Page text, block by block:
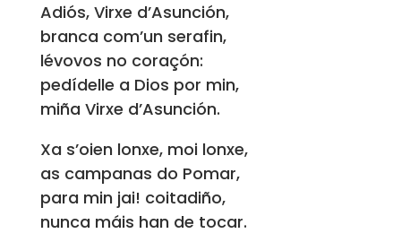
Adiós, Virxe d’Asunción,
branca com’un serafin,
lévovos no coraçón:
pedídelle a Dios por min,
miña Virxe d’Asunción.
Xa s’oien lonxe, moi lonxe,
as campanas do Pomar,
para min jai! coitadiño,
nunca máis han de tocar.